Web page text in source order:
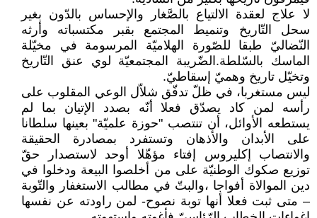
لا علاج لعقدة الالتياع بالصَّغار والإحساس بالدّون بغير
سحل التّاريخ وتنميط المجتمع بقبر مكتسباته وأرثه
النّضاليّ طبقا للصّورة الهلاميّة المرسومة في مخيّلة
الماسك بالسّلطة.الضّريبة المجتمعيّة لوي عنق التّاريخ
وتخيّل تاريخ وهميّ إسقاطيّ.
ليس مستغربا، في ظلّ تدفّق شلاّل الوعي المقلوب على
رأسه لمن كاد يصدّق فعلا أنّه بصدد الإتيان بما لم
يستطعه الأوائل، أن تنتصب "حوزة علميّة" بعينها سلطانا
على الأبدان والأذهان وتستفرد بمصادرة الحقيقة
والانتصاب إكليروس إفتاء مؤهّلا أوحد لاستصدار حقّ
توزيع صكوك الوطنيّة على من أخلصوا البيعة ودخلوا في
دين الموالاة أفواجا ،والبتّ في مطالب الاستغفار والتّوبة
– متى ثبت فعلا أنها توبة نصوح- لمن راودته عن نفسها